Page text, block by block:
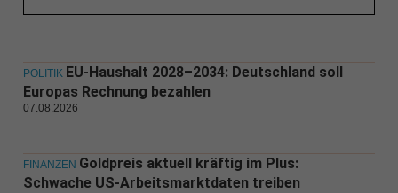
POLITIK EU-Haushalt 2028–2034: Deutschland soll
Europas Rechnung bezahlen
07.08.2026
FINANZEN Goldpreis aktuell kräftig im Plus:
Schwache US-Arbeitsmarktdaten treiben